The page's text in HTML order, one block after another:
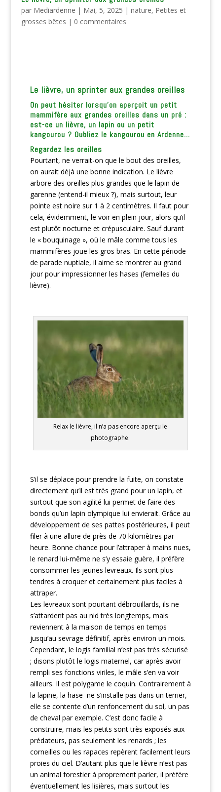
par Mediardenne | Mai, 5, 2025 | nature, Petites et
grosses bêtes | 0 commentaires
Le lièvre, un sprinter aux grandes oreilles
On peut hésiter lorsqu’on aperçoit un petit
mammifère aux grandes oreilles dans un pré :
est-ce un lièvre, un lapin ou un petit
kangourou ? Oubliez le kangourou en Ardenne…
Regardez les oreilles
Pourtant, ne verrait-on que le bout des oreilles,
on aurait déjà une bonne indication. Le lièvre
arbore des oreilles plus grandes que le lapin de
garenne (entend-il mieux ?), mais surtout, leur
pointe est noire sur 1 à 2 centimètres. Il faut pour
cela, évidemment, le voir en plein jour, alors qu’il
est plutôt nocturne et crépusculaire. Sauf durant
le « bouquinage », où le mâle comme tous les
mammifères joue les gros bras. En cette période
de parade nuptiale, il aime se montrer au grand
jour pour impressionner les hases (femelles du
lièvre).
Relax le lièvre, il n’a pas encore aperçu le
photographe.
S’il se déplace pour prendre la fuite, on constate
directement qu’il est très grand pour un lapin, et
surtout que son agilité lui permet de faire des
bonds qu’un lapin olympique lui envierait. Grâce au
développement de ses pattes postérieures, il peut
filer à une allure de près de 70 kilomètres par
heure. Bonne chance pour l’attraper à mains nues,
le renard lui-même ne s’y essaie guère, il préfère
consommer les jeunes levreaux. Ils sont plus
tendres à croquer et certainement plus faciles à
attraper.
Les levreaux sont pourtant débrouillards, ils ne
s’attardent pas au nid très longtemps, mais
reviennent à la maison de temps en temps
jusqu’au sevrage définitif, après environ un mois.
Cependant, le logis familial n’est pas très sécurisé
; disons plutôt le logis maternel, car après avoir
rempli ses fonctions viriles, le mâle s’en va voir
ailleurs. Il est polygame le coquin. Contrairement à
la lapine, la hase ne s’installe pas dans un terrier,
elle se contente d’un renfoncement du sol, un pas
de cheval par exemple. C’est donc facile à
construire, mais les petits sont très exposés aux
prédateurs, pas seulement les renards ; les
corneilles ou les rapaces repèrent facilement leurs
proies du ciel. D’autant plus que le lièvre n’est pas
un animal forestier à proprement parler, il préfère
éventuellement les lisières, mais surtout les